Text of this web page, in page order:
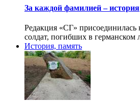
За каждой фамилией – история
Редакция «СГ» присоединилась
солдат, погибших в германском
История, память